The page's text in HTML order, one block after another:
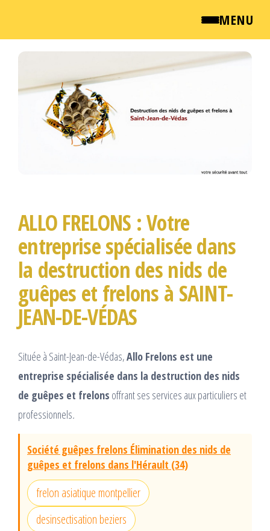
MENU
QUI SOMMES NOUS ?
NEWSROOM
TARIFS
Passer
contenu
ALLO FRELONS : Votre
entreprise spécialisée dans
la destruction des nids de
guêpes et frelons à SAINT-
JEAN-DE-VÉDAS
Située à Saint-Jean-de-Védas,Allo Frelons est une
entreprise spécialisée dans la destruction des nids
de guêpes et frelons offrant ses services aux particuliers et
professionnels.
Société guêpes frelons Élimination des nids de
guêpes et frelons dans l'Hérault (34)
frelon asiatique montpellier
desinsectisation beziers